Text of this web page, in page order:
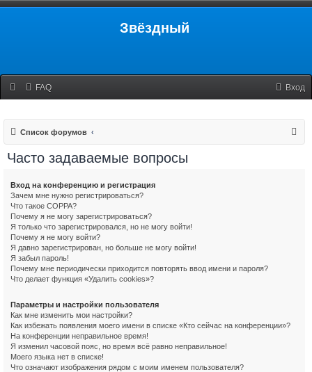
Звёздный
FAQ Вход
Список форумов
Часто задаваемые вопросы
Вход на конференцию и регистрация
Зачем мне нужно регистрироваться?
Что такое COPPA?
Почему я не могу зарегистрироваться?
Я только что зарегистрировался, но не могу войти!
Почему я не могу войти?
Я давно зарегистрирован, но больше не могу войти!
Я забыл пароль!
Почему мне периодически приходится повторять ввод имени и пароля?
Что делает функция «Удалить cookies»?
Параметры и настройки пользователя
Как мне изменить мои настройки?
Как избежать появления моего имени в списке «Кто сейчас на конференции»?
На конференции неправильное время!
Я изменил часовой пояс, но время всё равно неправильное!
Моего языка нет в списке!
Что означают изображения рядом с моим именем пользователя?